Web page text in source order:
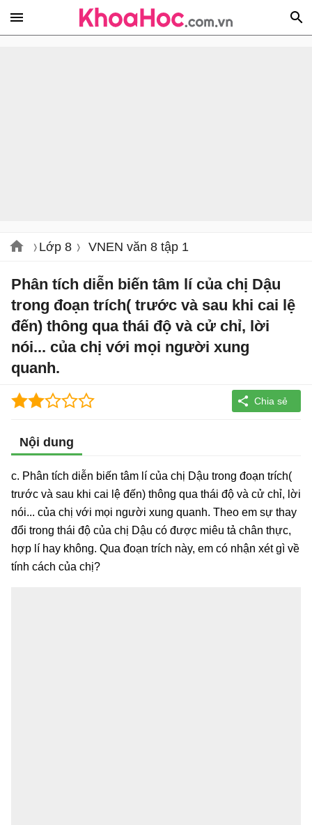
Lớp 8 VNEN văn 8 tập 1
Phân tích diễn biến tâm lí của chị Dậu
trong đoạn trích( trước và sau khi cai lệ
đến) thông qua thái độ và cử chỉ, lời
nói... của chị với mọi người xung
quanh.
Nội dung
c. Phân tích diễn biến tâm lí của chị Dậu trong đoạn trích(
trước và sau khi cai lệ đến) thông qua thái độ và cử chỉ, lời
nói... của chị với mọi người xung quanh. Theo em sự thay
đổi trong thái độ của chị Dậu có được miêu tả chân thực,
hợp lí hay không. Qua đoạn trích này, em có nhận xét gì về
tính cách của chị?